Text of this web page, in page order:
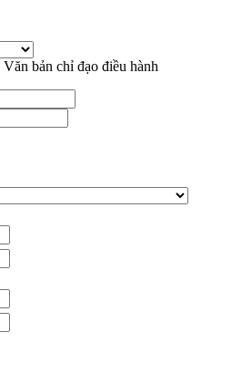
Văn bản chỉ đạo điều hành